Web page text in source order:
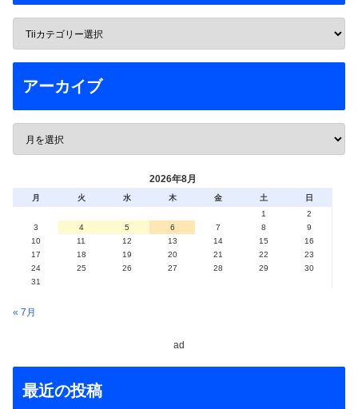
アーカイブ
2026年8月
月 火 水 木 金 土
日
1
2
3
4 5 6 7 8
9
10
11 12 13 14 15
16
17
18 19 20 21 22
23
24
25 26 27 28 29
30
31
« 7月
ad
最近の投稿